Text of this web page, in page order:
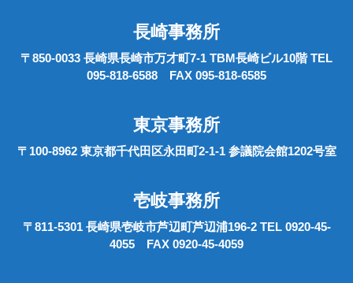
長崎事務所
〒850-0033 長崎県長崎市万才町7-1 TBM長崎ビル10階 TEL
095-818-6588 FAX 095-818-6585
東京事務所
〒100-8962 東京都千代田区永田町2-1-1 参議院会館1202号室
壱岐事務所
〒811-5301 長崎県壱岐市芦辺町芦辺浦196-2 TEL 0920-45-
4055 FAX 0920-45-4059